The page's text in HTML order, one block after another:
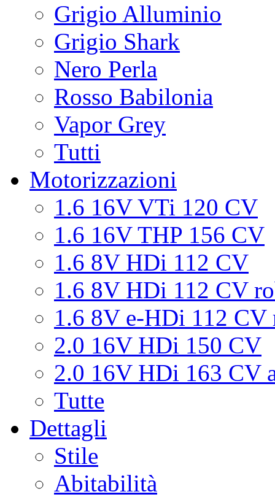
Grigio Alluminio
Grigio Shark
Nero Perla
Rosso Babilonia
Vapor Grey
Tutti
Motorizzazioni
1.6 16V VTi 120 CV
1.6 16V THP 156 CV
1.6 8V HDi 112 CV
1.6 8V HDi 112 CV
1.6 8V e-HDi 112 CV
2.0 16V HDi 150 CV
2.0 16V HDi 163 CV
Tutte
Dettagli
Stile
Abitabilità